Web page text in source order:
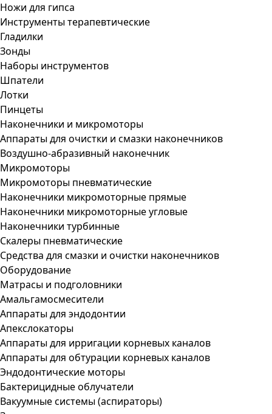
Ножи для гипса
Инструменты терапевтические
Гладилки
Зонды
Наборы инструментов
Шпатели
Лотки
Пинцеты
Наконечники и микромоторы
Аппараты для очистки и смазки наконечников
Воздушно-абразивный наконечник
Микромоторы
Микромоторы пневматические
Наконечники микромоторные прямые
Наконечники микромоторные угловые
Наконечники турбинные
Скалеры пневматические
Средства для смазки и очистки наконечников
Оборудование
Матрасы и подголовники
Амальгамосмесители
Аппараты для эндодонтии
Апекслокаторы
Аппараты для ирригации корневых каналов
Аппараты для обтурации корневых каналов
Эндодонтические моторы
Бактерицидные облучатели
Вакуумные системы (аспираторы)